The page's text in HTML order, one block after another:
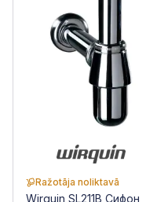
Ražotāja noliktavā
Wirquin SL211B Сифон